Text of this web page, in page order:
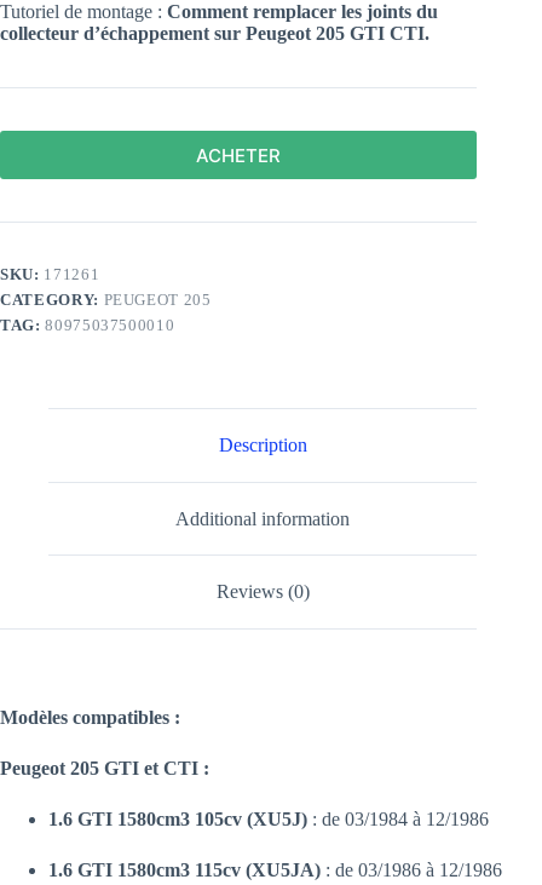
Tutoriel de montage : Comment remplacer les joints du
collecteur d’échappement sur Peugeot 205 GTI CTI.
ACHETER
SKU: 171261
CATEGORY: PEUGEOT 205
TAG:80975037500010
Description
Additional information
Reviews (0)
Modèles compatibles :
Peugeot 205 GTI et CTI :
1.6 GTI 1580cm3 105cv (XU5J) : de 03/1984 à 12/1986
1.6 GTI 1580cm3 115cv (XU5JA) : de 03/1986 à 12/1986